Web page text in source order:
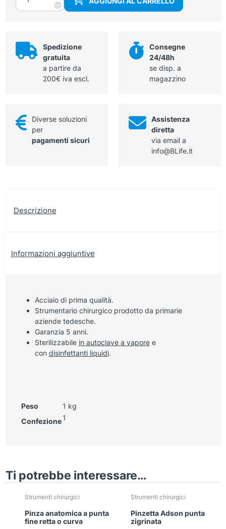
-
lente
quantità Spedizione
gratuita
a partire da
200€ iva escl.
Consegne
24/48h
se disp. a
magazzino
Diverse soluzioni
per
pagamenti sicuri
Assistenza
diretta
via email a
info@BLife.it
Descrizione
Informazioni aggiuntive
Acciaio di prima qualità.
Strumentario chirurgico prodotto da primarie
aziende tedesche.
Garanzia 5 anni.
Sterilizzabile in autoclave a vaporee
con disinfettanti liquidi.
Peso
1 kg
Confezione 1
Ti potrebbe interessare…
Strumenti chirurgici
Pinza anatomica a punta
fine retta o curva
Strumenti chirurgici
Pinzetta Adson punta
zigrinata